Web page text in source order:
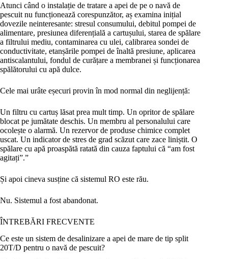
Atunci când o instalație de tratare a apei de pe o navă de
pescuit nu funcționează corespunzător, aș examina inițial
dovezile neinteresante: stresul consumului, debitul pompei de
alimentare, presiunea diferențială a cartușului, starea de spălare
a filtrului mediu, contaminarea cu ulei, calibrarea sondei de
conductivitate, etanșările pompei de înaltă presiune, aplicarea
antiscalantului, fondul de curățare a membranei și funcționarea
spălătorului cu apă dulce.
Cele mai urâte eșecuri provin în mod normal din neglijență:
Un filtru cu cartuș lăsat prea mult timp. Un opritor de spălare
blocat pe jumătate deschis. Un membru al personalului care
ocolește o alarmă. Un rezervor de produse chimice complet
uscat. Un indicator de stres de grad scăzut care zace liniștit. O
spălare cu apă proaspătă ratată din cauza faptului că “am fost
agitați”.”
Și apoi cineva susține că sistemul RO este rău.
Nu. Sistemul a fost abandonat.
ÎNTREBĂRI FRECVENTE
Ce este un sistem de desalinizare a apei de mare de tip split
20T/D pentru o navă de pescuit?